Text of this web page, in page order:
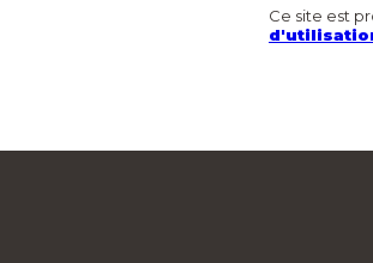
Ce site est